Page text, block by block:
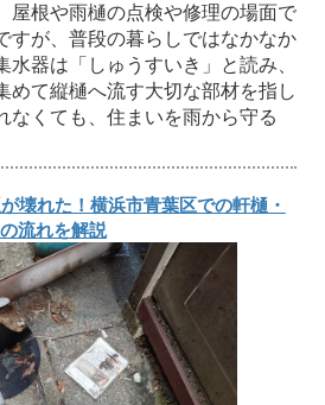
屋根や雨樋の点検や修理の場面で
すが、普段の暮らしではなかなか
水器は「しゅうすいき」と読み、
めて縦樋へ流す大切な部材を指し
なくても、住まいを雨から守る
壊れた！横浜市青葉区での軒樋・
流れを解説